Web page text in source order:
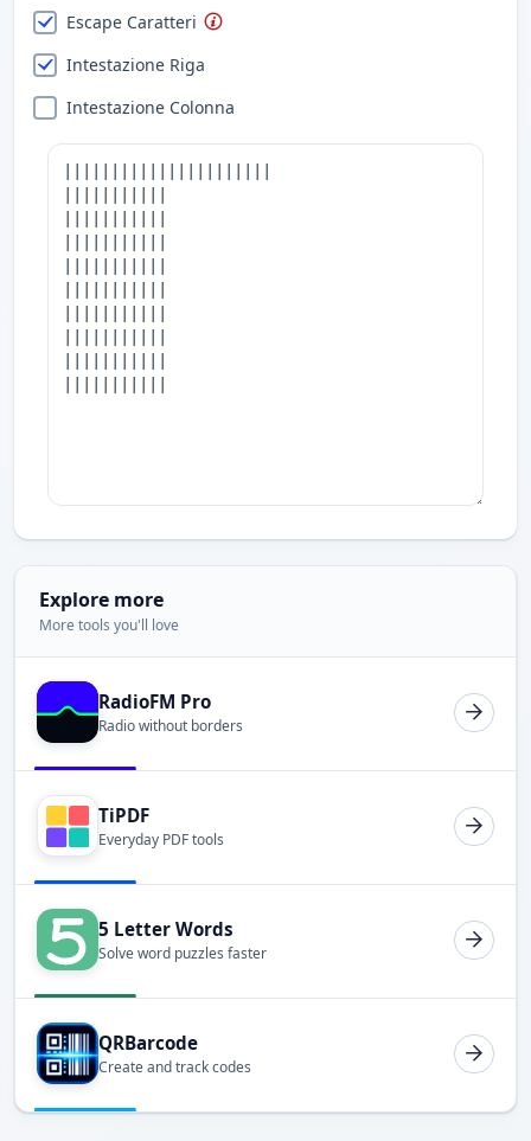
Escape Caratteri
Intestazione Riga
Intestazione Colonna
Explore more
More tools you'll love
RadioFM Pro
Radio without borders
TiPDF
Everyday PDF tools
5 Letter Words
Solve word puzzles faster
QRBarcode
Create and track codes